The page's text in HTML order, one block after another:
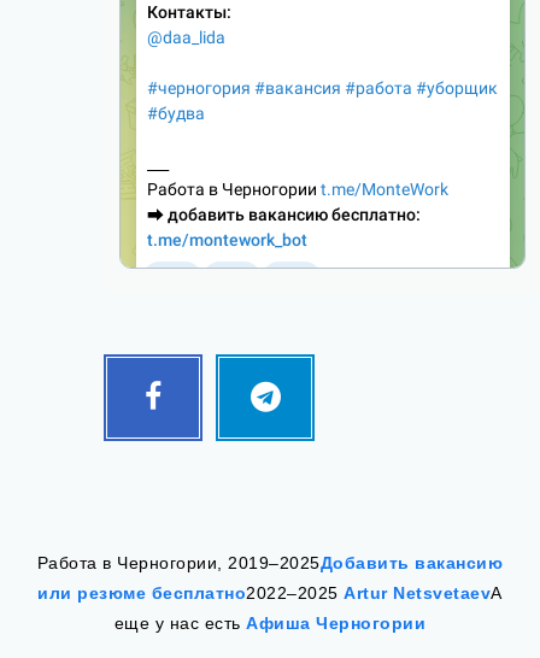
Facebook Telegram
Follow
Работа в Черногории, 2019–2025Добавить вакансию
или резюме бесплатно2022–2025Artur NetsvetaevА
еще у нас естьАфиша Черногории